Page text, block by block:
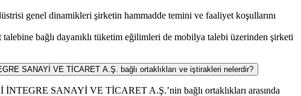
genel dinamikleri şirketin hammadde temini ve faaliyet koşullarını
bağlı dayanıklı tüketim eğilimleri de mobilya talebi üzerinden şirketi
SANAYİ VE TİCARET A.Ş. bağlı ortaklıkları ve iştirakleri nelerdir?
SANAYİ VE TİCARET A.Ş.’nin bağlı ortaklıkları arasında